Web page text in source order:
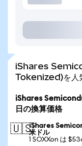
iShares
Tokenized)を人
iShares
日の換算価格
🇺🇸iShares
米ドル
1 SOXXon は